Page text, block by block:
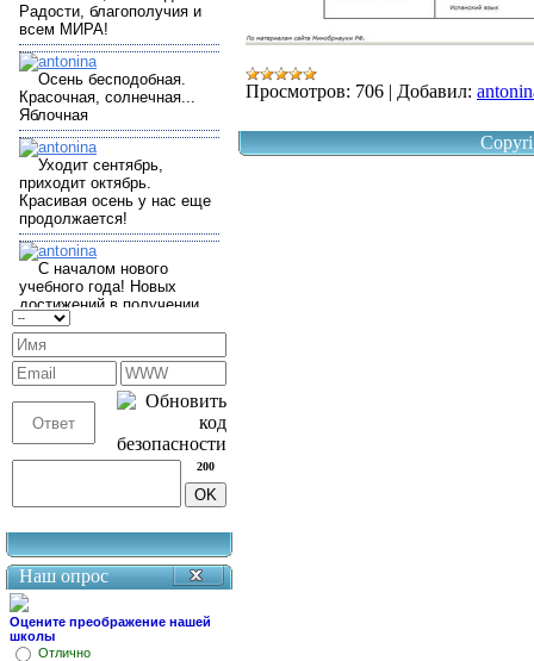
200
Наш опрос
Оцените преображение нашей
школы
Отлично
Просмотров: 706 | Добавил: